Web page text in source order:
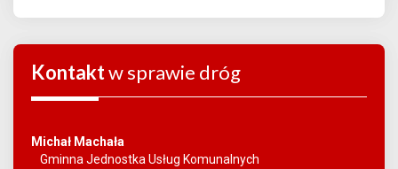
Kontaktw sprawie dróg
Michał Machała
Gminna Jednostka Usług Komunalnych